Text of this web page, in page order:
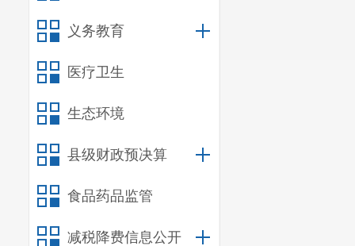
义务教育
医疗卫生
生态环境
县级财政预决算
食品药品监管
减税降费信息公开